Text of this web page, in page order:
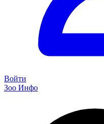
Войти
Зоо Инфо